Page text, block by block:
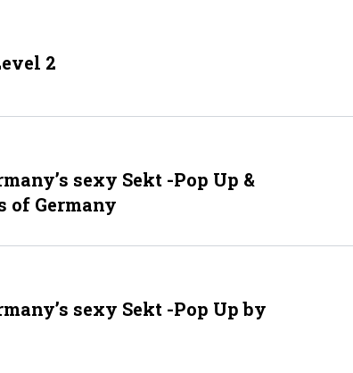
2
sexy Sekt -Pop Up &
of Germany
sexy Sekt -Pop Up by